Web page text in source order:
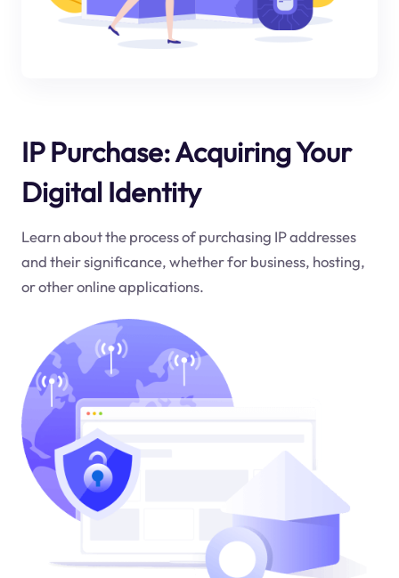
IP Purchase: Acquiring Your
Digital Identity
Learn about the process of purchasing IP addresses
and their significance, whether for business, hosting,
or other online applications.